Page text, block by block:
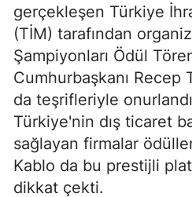
gerçekleşen Türkiye
(TİM) tarafından
Şampiyonları Ödül
Cumhurbaşkanı Recep
da teşrifleriyle
Türkiye'nin dış ticaret
sağlayan firmalar
Kablo da bu prestijli
dikkat çekti.